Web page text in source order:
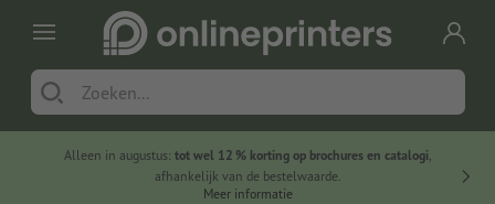
Alleen in augustus: tot wel 12 % korting op brochures en catalogi,
afhankelijk van de bestelwaarde.
Meer informatie